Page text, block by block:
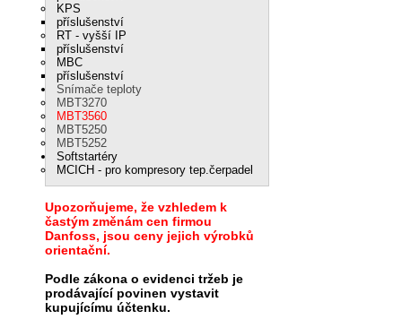
KPS
příslušenství
RT - vyšší IP
příslušenství
MBC
příslušenství
Snímače teploty
MBT3270
MBT3560
MBT5250
MBT5252
Softstartéry
MCICH - pro kompresory tep.čerpadel
Upozorňujeme, že vzhledem k
častým změnám cen firmou
Danfoss, jsou ceny jejich výrobků
orientační.
Podle zákona o evidenci tržeb je
prodávající povinen vystavit
kupujícímu účtenku.